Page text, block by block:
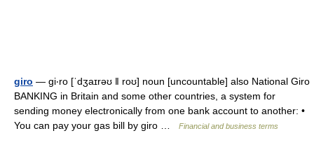
giro — gi‧ro [ˈdʒaɪrəʊ ǁ roʊ] noun [uncountable] also National Giro
BANKING in Britain and some other countries, a system for
sending money electronically from one bank account to another: •
You can pay your gas bill by giro …
Financial and business terms